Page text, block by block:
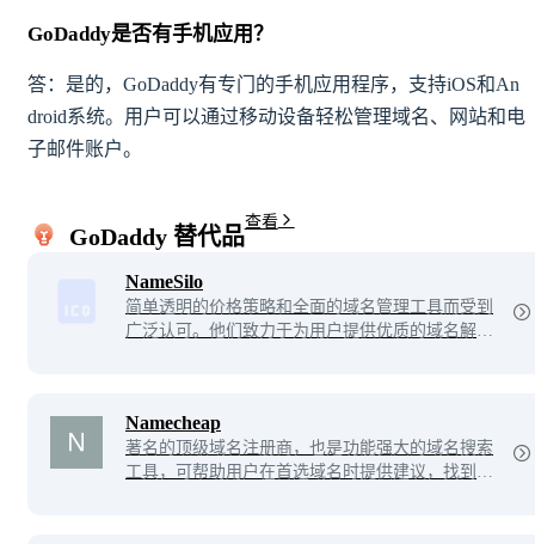
GoDaddy是否有手机应用？
答：是的，GoDaddy有专门的手机应用程序，支持iOS和An
droid系统。用户可以通过移动设备轻松管理域名、网站和电
子邮件账户。
GoDaddy 替代品
查看
NameSilo
简单透明的价格策略和全面的域名管理工具而受到
广泛认可。他们致力于为用户提供优质的域名解决
Namecheap
著名的顶级域名注册商，也是功能强大的域名搜索
工具，可帮助用户在首选域名时提供建议，找到正